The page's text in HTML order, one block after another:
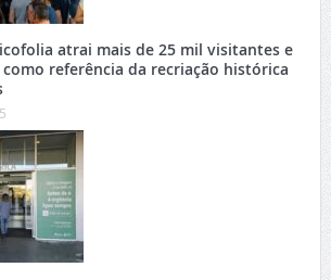
atrai mais de 25 mil visitantes e
referência da recriação histórica